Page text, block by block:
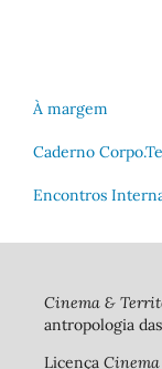
À margem
Caderno
Encontros
Cinema &
antropologia
Licença